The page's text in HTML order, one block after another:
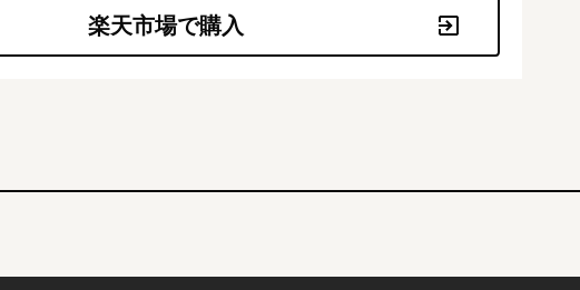
楽天市場で購入